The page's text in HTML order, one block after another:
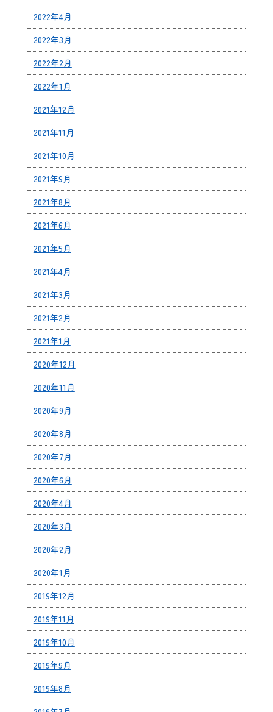
2022年4月
2022年3月
2022年2月
2022年1月
2021年12月
2021年11月
2021年10月
2021年9月
2021年8月
2021年6月
2021年5月
2021年4月
2021年3月
2021年2月
2021年1月
2020年12月
2020年11月
2020年9月
2020年8月
2020年7月
2020年6月
2020年4月
2020年3月
2020年2月
2020年1月
2019年12月
2019年11月
2019年10月
2019年9月
2019年8月